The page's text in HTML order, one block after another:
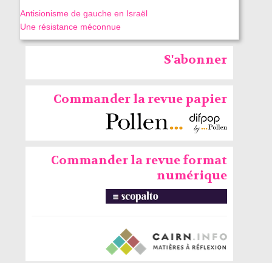
Antisionisme de gauche en Israël
Une résistance méconnue
S'abonner
Commander la revue papier
Commander la revue format
numérique